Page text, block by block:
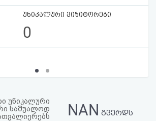
უნიკალური ვიზიტორები
0
უნიკალური
საშუალოდ
NAN გვერდს